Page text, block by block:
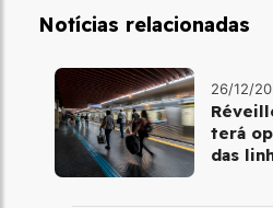
Notícias relacionadas
26/12/
terá
das